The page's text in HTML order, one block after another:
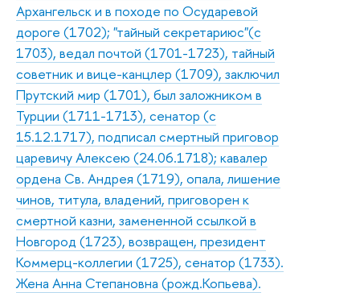
Архангельск и в походе по Осударевой
дороге (1702); "тайный секретариюс"(с
1703), ведал почтой (1701-1723), тайный
советник и вице-канцлер (1709), заключил
Прутский мир (1701), был заложником в
Турции (1711-1713), сенатор (с
15.12.1717), подписал смертный приговор
царевичу Алексею (24.06.1718); кавалер
ордена Св. Андрея (1719), опала, лишение
чинов, титула, владений, приговорен к
смертной казни, замененной ссылкой в
Новгород (1723), возвращен, президент
Коммерц-коллегии (1725), сенатор (1733).
Жена Анна Степановна (рожд.Копьева).